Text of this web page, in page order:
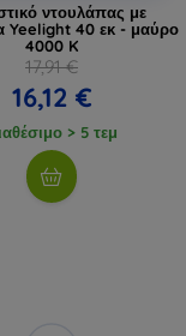
ντουλάπας με
Yeelight 40 εκ - μαύρο
4000 K
17,91 €
16,12 €
> 5 τεμ